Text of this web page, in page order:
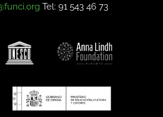
Tel: 91 543 46 73